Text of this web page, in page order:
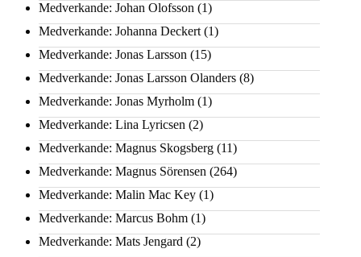
Medverkande: Johan Olofsson (1)
Medverkande: Johanna Deckert (1)
Medverkande: Jonas Larsson (15)
Medverkande: Jonas Larsson Olanders (8)
Medverkande: Jonas Myrholm (1)
Medverkande: Lina Lyricsen (2)
Medverkande: Magnus Skogsberg (11)
Medverkande: Magnus Sörensen (264)
Medverkande: Malin Mac Key (1)
Medverkande: Marcus Bohm (1)
Medverkande: Mats Jengard (2)